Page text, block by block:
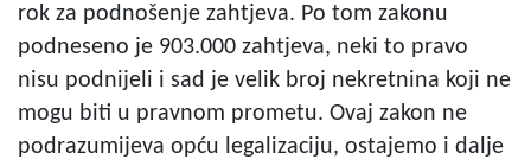
rok za podnošenje zahtjeva. Po tom zakonu
podneseno je 903.000 zahtjeva, neki to pravo
nisu podnijeli i sad je velik broj nekretnina koji ne
mogu biti u pravnom prometu. Ovaj zakon ne
podrazumijeva opću legalizaciju, ostajemo i dalje